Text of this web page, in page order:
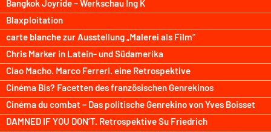
Bangkok Joyride – Werkschau Ing K
Blaxploitation
carte blanche zur Ausstellung „Malerei als Film“
Chris Marker in Latein- und Südamerika
Ciao Macho. Marco Ferreri. eine Retrospektive
Cinéma Bis? Facetten des französischen Genrekinos
Cinéma du combat – Das politische Genrekino von Yves Boisset
DAMNED IF YOU DON’T. Retrospektive Su Friedrich